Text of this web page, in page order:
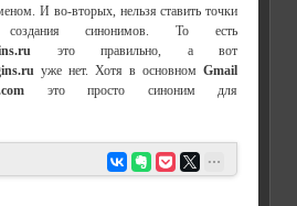
И во-вторых, нельзя ставить точки
синонимов. То есть
это правильно, а вот
уже нет. Хотя в основном Gmail
это просто синоним для